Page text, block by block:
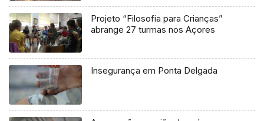
Projeto “Filosofia para Crianças”
abrange 27 turmas nos Açores
Insegurança em Ponta Delgada